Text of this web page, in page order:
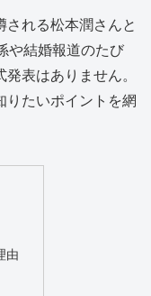
される松本潤さんと
や結婚報道のたび
表はありません。
りたいポイントを網
由